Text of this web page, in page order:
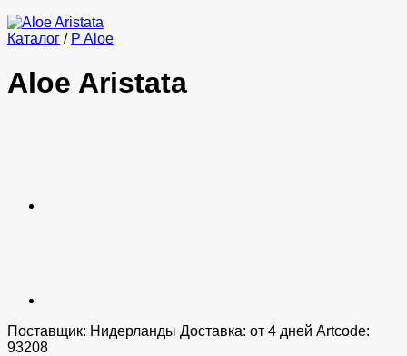
Каталог / P Aloe
Aloe Aristata
Поставщик: Нидерланды Доставка: от 4 дней Artcode:
93208